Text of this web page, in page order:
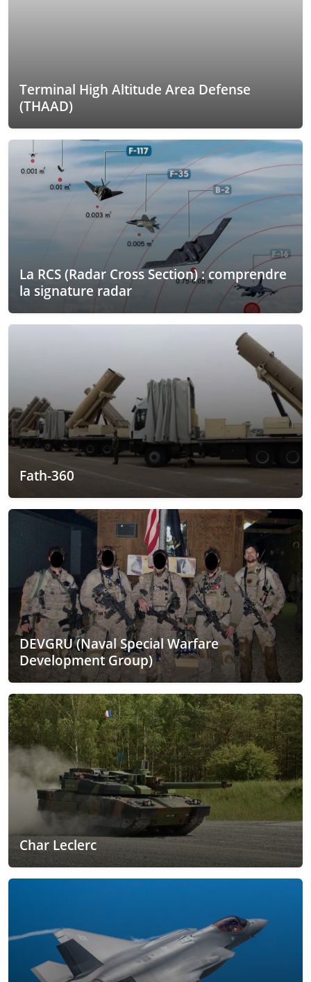
Terminal High Altitude Area Defense
(THAAD)
La RCS (Radar Cross Section) : comprendre
la signature radar
Fath-360
DEVGRU (Naval Special Warfare
Development Group)
Char Leclerc